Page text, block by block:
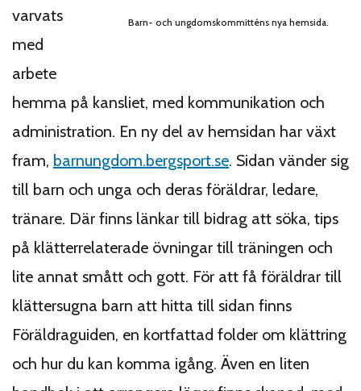
Barn- och ungdomskommitténs nya hemsida.
varvats
med
arbete
hemma på kansliet, med kommunikation och
administration. En ny del av hemsidan har växt
fram, barnungdom.bergsport.se. Sidan vänder sig
till barn och unga och deras föräldrar, ledare,
tränare. Där finns länkar till bidrag att söka, tips
på klätterrelaterade övningar till träningen och
lite annat smått och gott. För att få föräldrar till
klättersugna barn att hitta till sidan finns
Föräldra­guiden, en kortfattad folder om klättring
och hur du kan komma igång. Även en liten